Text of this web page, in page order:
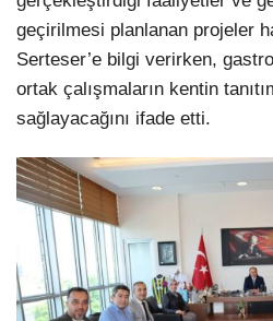
geçirilmesi planlanan projeler
Serteser’e bilgi verirken,
ortak çalışmaların kentin
sağlayacağını ifade etti.